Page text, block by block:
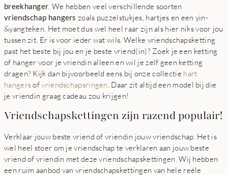
breekhanger . We hebben veel verschillende soorten
vriendschap hangerszoals puzzelstukjes, hartjes en een yin-
&yangteken. Het moet dus wel heel raar zijn als hier niks voor jou
tussen zit. Er is voor ieder wat wils. Welke vriendschapsketting
past het beste bij jou en je beste vriend(in)? Zoek je een ketting
of hanger voor je vriendin alleen en wil je zelf geen ketting
dragen? Kijk dan bijvoorbeeld eens bij onze collectie hart
hangersofvriendschapsringen . Daar zit altijd een model bij die
je vriendin graag cadeau zou krijgen!
Vriendschapskettingen zijn razend populair!
Verklaar jouw beste vriend of vriendin jouw vriendschap. Het is
wel heel stoer om je vriendschap te verklaren aan jouw beste
vriend of vriendin met deze vriendschapskettingen. Wij hebben
een ruim aanbod van vriendschapskettingen van hele reële